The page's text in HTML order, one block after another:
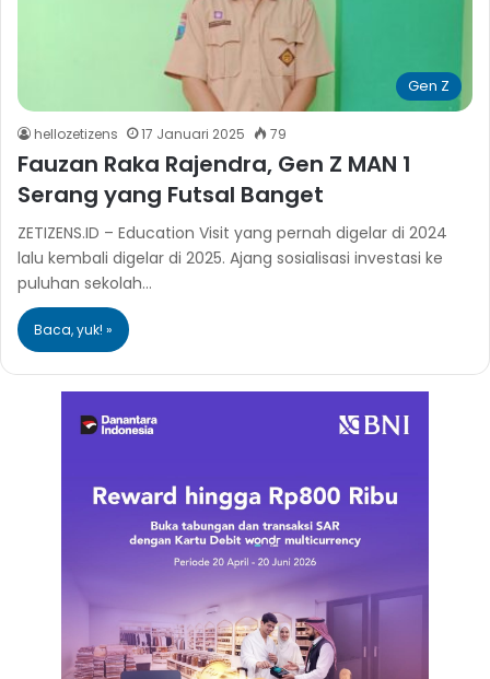
Gen Z
hellozetizens 17 Januari 2025 79
Fauzan Raka Rajendra, Gen Z MAN 1
Serang yang Futsal Banget
ZETIZENS.ID – Education Visit yang pernah digelar di 2024
lalu kembali digelar di 2025. Ajang sosialisasi investasi ke
puluhan sekolah…
Baca, yuk! »